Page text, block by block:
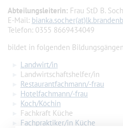
Abteilungsleiterin: Frau StD B.
E-Mail:
Telefon: 0355 8669434049
bildet in folgenden
Landwirt/in
Landwirtschaftshelfer/in
Restaurantfachmann/-frau
Hotelfachmann/-frau
Koch/Köchin
Fachkraft Küche
Fachpraktiker/in Küche